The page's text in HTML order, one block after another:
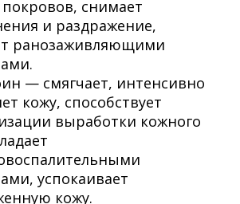
снимает
и раздражение,
ранозаживляющими
— смягчает, интенсивно
кожу, способствует
выработки кожного
успокаивает
кожу.